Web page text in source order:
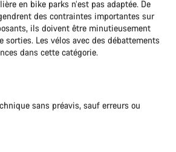
en bike parks n’est pas adaptée. De
des contraintes importantes sur
ils doivent être minutieusement
sorties. Les vélos avec des débattements
dans cette catégorie.
sans préavis, sauf erreurs ou